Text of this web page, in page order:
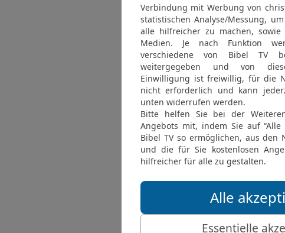
17
18
19
20